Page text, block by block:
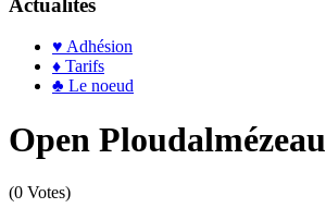
Actualités
♥ Adhésion
♦ Tarifs
♣ Le noeud
Open Ploudalmézeau
(0 Votes)